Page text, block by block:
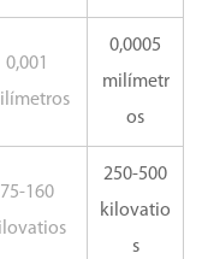
0,001
0,0005
milímetr
os
75-160
250-500
kilovatio
s